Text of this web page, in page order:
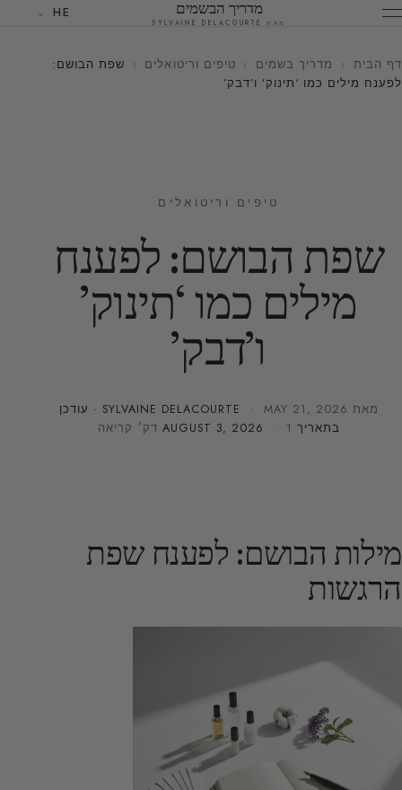
מדריך הבשמים
מאת SYLVAINE DELACOURTE
HE
דף הבית › מדריך בשמים › טיפים וריטואלים ›
שפת הבושם:
לפענח מילים כמו ‘תינוק’ ו’דבק’
טיפים וריטואלים
שפת הבושם: לפענח
מילים כמו ‘תינוק’
ו’דבק’
מאת SYLVAINE DELACOURTE · MAY 21, 2026
· עודכן
בתאריך
AUGUST 3, 2026 · 1 דק׳ קריאה
מילות הבושם: לפענח שפת
הרגשות